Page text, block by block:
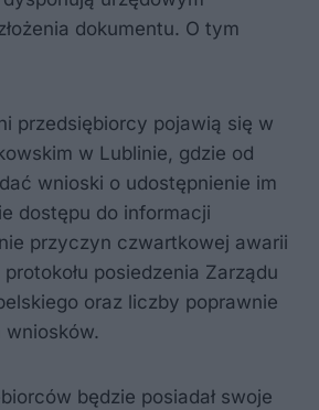
dokumentu. O tym
przedsiębiorcy pojawią się w
w Lublinie, gdzie od
wnioski o udostępnienie im
dostępu do informacji
przyczyn czwartkowej awarii
posiedzenia Zarządu
oraz liczby poprawnie
będzie posiadał swoje